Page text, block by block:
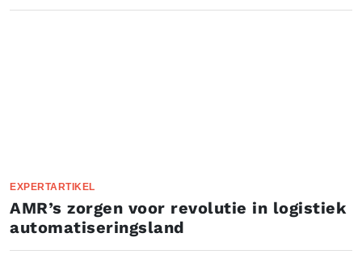
EXPERTARTIKEL
AMR’s zorgen voor revolutie in logistiek
au­to­ma­ti­se­rings­land